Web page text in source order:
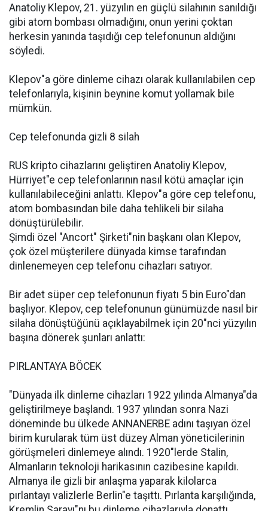
Anatoliy Klepov, 21. yüzyılın en güçlü silahının sanıldığı
gibi atom bombası olmadığını, onun yerini çoktan
herkesin yanında taşıdığı cep telefonunun aldığını
söyledi.
Klepov"a göre dinleme cihazı olarak kullanılabilen cep
telefonlarıyla, kişinin beynine komut yollamak bile
mümkün.
Cep telefonunda gizli 8 silah
RUS kripto cihazlarını geliştiren Anatoliy Klepov,
Hürriyet"e cep telefonlarının nasıl kötü amaçlar için
kullanılabileceğini anlattı. Klepov"a göre cep telefonu,
atom bombasından bile daha tehlikeli bir silaha
dönüştürülebilir.
Şimdi özel "Ancort" Şirketi"nin başkanı olan Klepov,
çok özel müşterilere dünyada kimse tarafından
dinlenemeyen cep telefonu cihazları satıyor.
Bir adet süper cep telefonunun fiyatı 5 bin Euro"dan
başlıyor. Klepov, cep telefonunun günümüzde nasıl bir
silaha dönüştüğünü açıklayabilmek için 20"nci yüzyılın
başına dönerek şunları anlattı:
PIRLANTAYA BÖCEK
"Dünyada ilk dinleme cihazları 1922 yılında Almanya"da
geliştirilmeye başlandı. 1937 yılından sonra Nazi
döneminde bu ülkede ANNANERBE adını taşıyan özel
birim kurularak tüm üst düzey Alman yöneticilerinin
görüşmeleri dinlemeye alındı. 1920"lerde Stalin,
Almanların teknoloji harikasının cazibesine kapıldı.
Almanya ile gizli bir anlaşma yaparak kilolarca
pırlantayı valizlerle Berlin"e taşıttı. Pırlanta karşılığında,